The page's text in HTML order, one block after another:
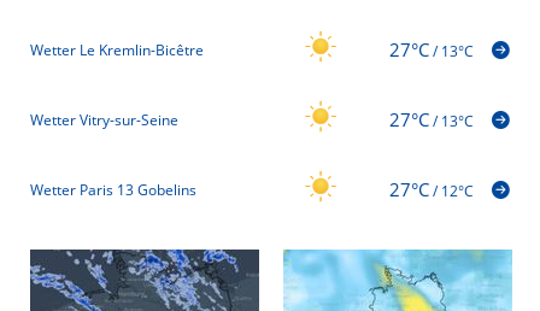
Wetter Le Kremlin-Bicêtre 27°C/13°C
Wetter Vitry-sur-Seine 27°C/13°C
Wetter Paris 13 Gobelins 27°C/12°C